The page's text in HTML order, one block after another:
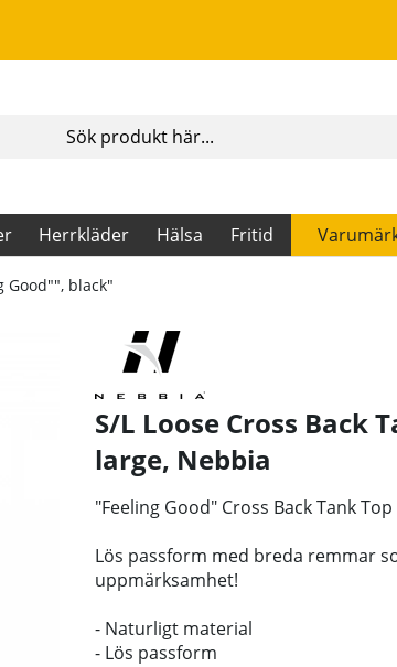
Herrkläder Hälsa Fritid
Good"", black"
S/L Loose Cross Back
large, Nebbia
"Feeling Good" Cross Back Tank
Lös passform med breda remmar
uppmärksamhet!
- Naturligt material
- Lös passform